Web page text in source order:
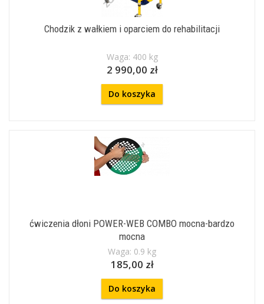
Chodzik z wałkiem i oparciem do rehabilitacji
Waga: 400 kg
2 990,00 zł
Do koszyka
ćwiczenia dłoni POWER-WEB COMBO mocna-bardzo
mocna
Waga: 0.9 kg
185,00 zł
Do koszyka